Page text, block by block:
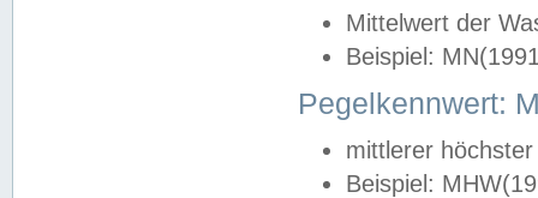
Mittelwert der
Beispiel:
Pegelkennwert:
mittlerer
Beispiel: